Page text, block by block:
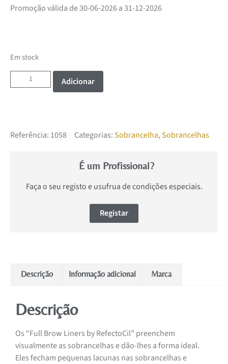
Promoção válida de 30-06-2026 a 31-12-2026
Em stock
Adicionar
Referência: 1058 Categorias:Sobrancelha,Sobrancelhas
É um Profissional?
Faça o seu registo e usufrua de condições especiais.
Registar
Descrição Informação adicional Marca
Descrição
Os “Full Brow Liners by RefectoCil” preenchem
visualmente as sobrancelhas e dão-lhes a forma ideal.
Eles fecham pequenas lacunas nas sobrancelhas e